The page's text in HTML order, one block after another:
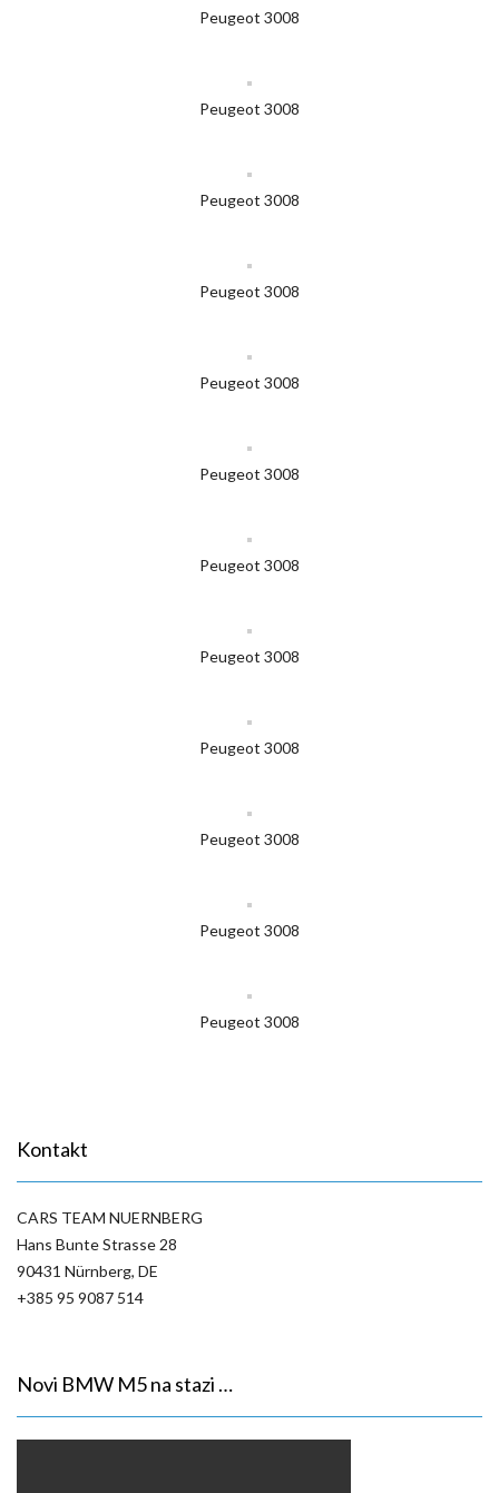
Peugeot 3008
Peugeot 3008
Peugeot 3008
Peugeot 3008
Peugeot 3008
Peugeot 3008
Peugeot 3008
Peugeot 3008
Peugeot 3008
Peugeot 3008
Peugeot 3008
Peugeot 3008
Kontakt
CARS TEAM NUERNBERG
Hans Bunte Strasse 28
90431 Nürnberg, DE
+385 95 9087 514
Novi BMW M5 na stazi …